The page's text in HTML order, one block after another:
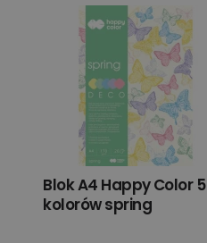
Blok A4 Happy Color 5
kolorów spring